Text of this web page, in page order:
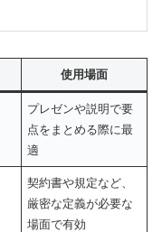
使用場面
プレゼンや説明で要
点をまとめる際に最
適
契約書や規定など、
厳密な定義が必要な
場面で有効